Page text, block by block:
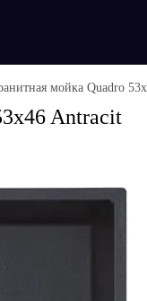
мойка Quadro
Antracit